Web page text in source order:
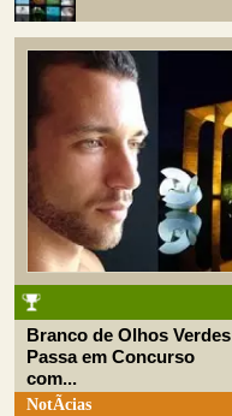
Branco de Olhos Verdes
Passa em Concurso
com...
NotÃ­cias